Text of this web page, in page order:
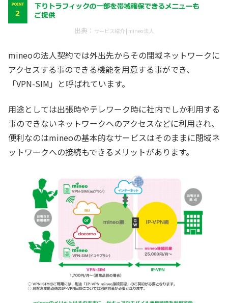
出典： サービス紹介 | mineo法人
mineoの法人契約では外出先からその閉域ネットワークに
アクセスする事のできる機能を用意する事ができ、
「VPN-SIM」と呼ばれています。
用途としては出張時やテレワーク時に社内でしか利用する
事のできないネットワークへのアクセスなどに利用され、
便利なのはmineoの基本的なサービスはそのままに閉域ネ
ットワークへの接続もできるメリットがあります。